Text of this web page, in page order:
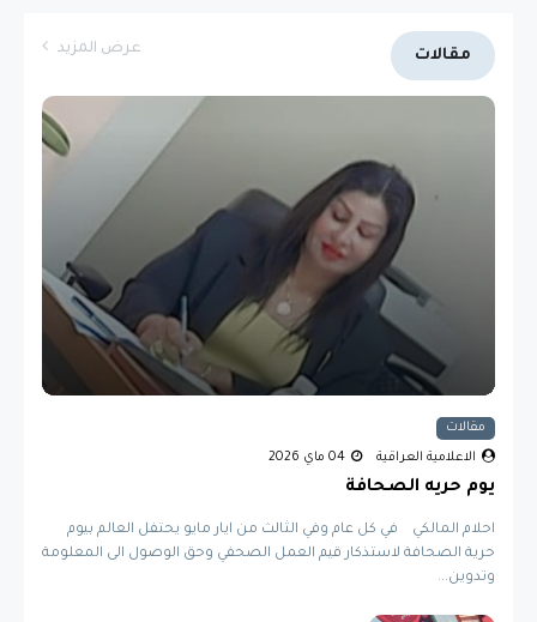
مقالات عرض المزيد
مقالات
الاعلامية العراقية 04 ماي 2026
يوم حريه الصحافة
احلام المالكي في كل عام وفي الثالث من ايار مايو يحتفل العالم بيوم
حرية الصحافة لاستذكار قيم العمل الصحفي وحق الوصول الى المعلومة
وتدوين...